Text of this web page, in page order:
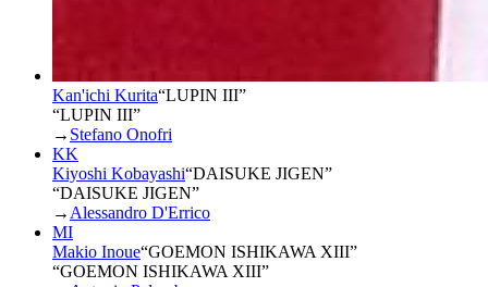
Kan'ichi Kurita“LUPIN III”
“LUPIN III”
→ Stefano Onofri
KK
Kiyoshi Kobayashi“DAISUKE JIGEN”
“DAISUKE JIGEN”
→ Alessandro D'Errico
MI
Makio Inoue“GOEMON ISHIKAWA XIII”
“GOEMON ISHIKAWA XIII”